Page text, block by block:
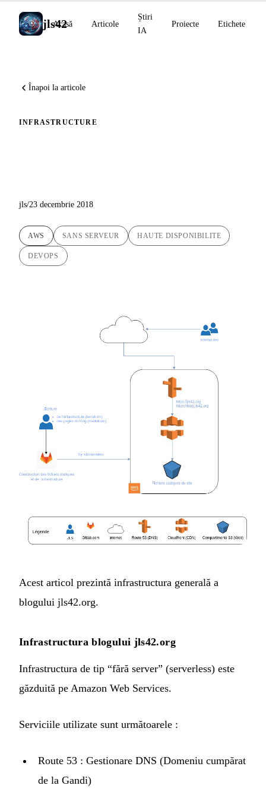
jls42
Acasă Articole
Știri
IA
Proiecte Etichete
Înapoi la articole
INFRASTRUCTURE
jls/23 decembrie 2018
AWS SANS SERVEUR HAUTE DISPONIBILITE
DEVOPS
Acest articol prezintă infrastructura generală a
blogului jls42.org.
Infrastructura blogului jls42.org
Infrastructura de tip “fără server” (serverless) este
găzduită pe Amazon Web Services.
Serviciile utilizate sunt următoarele :
Route 53 : Gestionare DNS (Domeniu cumpărat
de la Gandi)